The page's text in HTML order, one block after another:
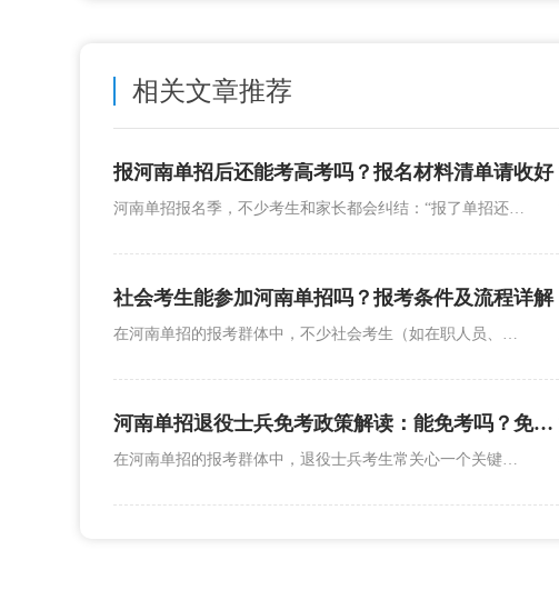
相关文章推荐
报河南单招后还能考高考吗？报名材料清单请收好
河南单招报名季，不少考生和家长都会纠结：“报了单招还能参加高考吗？”同时，报名所需材料的准备也让很多人摸不着头脑。其实这两个问题都有明确答案，只要理清政策边界、备齐关键材料，就能顺利完成报考流程，兼顾单招和高考双重机会。
社会考生能参加河南单招吗？报考条件及流程详解
在河南单招的报考群体中，不少社会考生（如在职人员、往届生、农民工等）关心：自己没有普通高中或中职应届学籍，能参加河南单招吗？答案是肯定的。河南单招明确将社会考生纳入招生范围，但报考条件、报名流程与应届考生有所不同，精准掌握要求才能顺利报考。
河南单招退役士兵免考政策解读：能免考吗？免考哪些内容？
在河南单招的报考群体中，退役士兵考生常关心一个关键问题：凭借服役经历能否享受免考待遇？免考又能覆盖哪些考试内容？事实上，河南单招对退役士兵有明确的免考倾斜政策，但免考范围、申请条件及录取规则有严格界定，精准把握政策才能顺利受益。